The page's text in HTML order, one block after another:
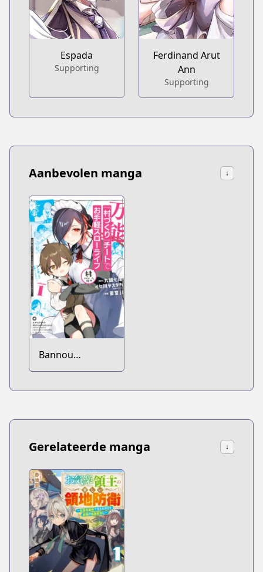
Espada
Supporting
Ferdinand Arut
Ann
Supporting
Aanbevolen manga ↓
Bannou
"Murazukuri"
Gerelateerde manga ↓